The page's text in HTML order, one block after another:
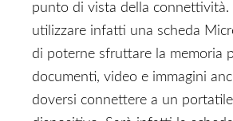
punto di vista della connettività.
utilizzare infatti una scheda
di poterne sfruttare la memoria
documenti, video e immagini
doversi connettere a un